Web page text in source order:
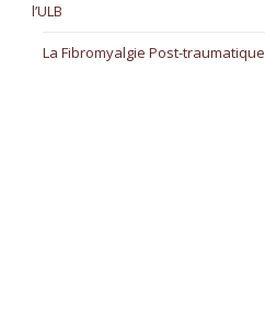
l’ULB
La Fibromyalgie Post-traumatique